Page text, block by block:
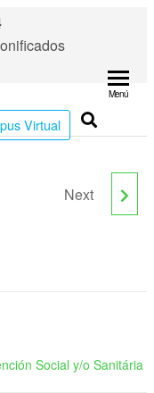
Virtual
Menú
EN LANext
Social y/o Sanitária